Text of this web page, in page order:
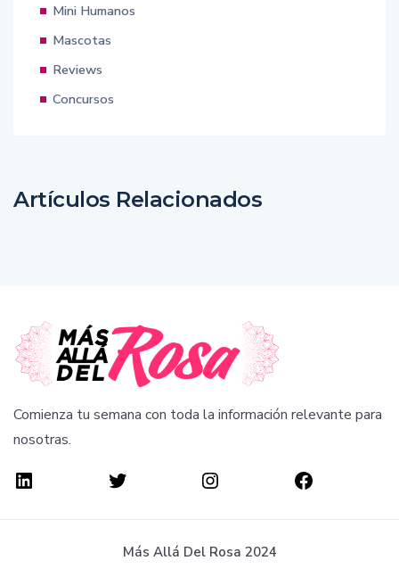
Mini Humanos
Mascotas
Reviews
Concursos
Artículos Relacionados
Comienza tu semana con toda la información relevante para
nosotras.
Más Allá Del Rosa 2024